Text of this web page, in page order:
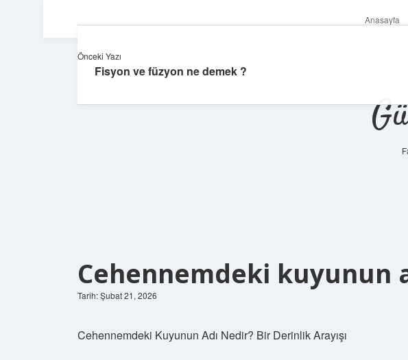
Anasayfa
Cehennemdeki kuyunun
Tarih: Şubat 21, 2026
Cehennemdeki Kuyunun Adı Nedir? Bir Derinlik Arayışı
Önceki Yazı
Fisyon ve füzyon ne demek ?